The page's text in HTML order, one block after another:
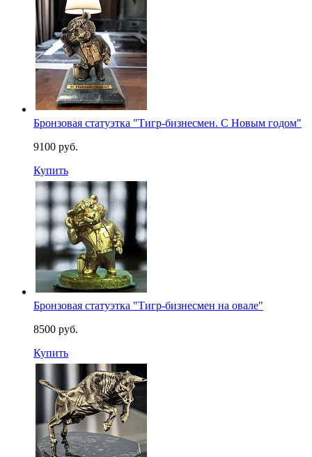
Бронзовая статуэтка "Тигр-бизнесмен. С Новым годом"
9100 руб.
Купить
Бронзовая статуэтка "Тигр-бизнесмен на овале"
8500 руб.
Купить